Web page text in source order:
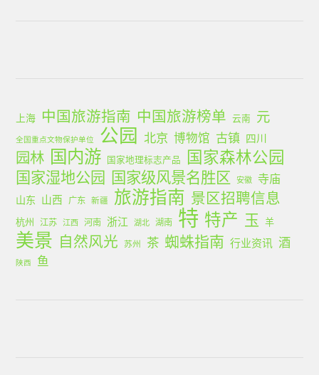
上海 中国旅游指南 中国旅游榜单 云南 元
全国重点文物保护单位 公园 北京 博物馆 古镇 四川
园林 国内游 国家地理标志产品 国家森林公园
国家湿地公园 国家级风景名胜区 安徽 寺庙
山东 山西 广东 新疆 旅游指南 景区招聘信息
杭州 江苏 江西 河南 浙江 湖北 湖南 特 特产 玉 羊
美景 自然风光 苏州 茶 蜘蛛指南 行业资讯 酒
陕西 鱼